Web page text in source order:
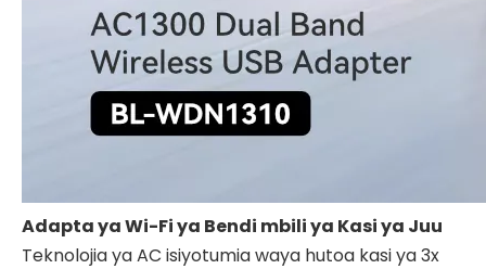
Adapta ya Wi-Fi ya Bendi mbili ya Kasi ya Juu
Teknolojia ya AC isiyotumia waya hutoa kasi ya 3x